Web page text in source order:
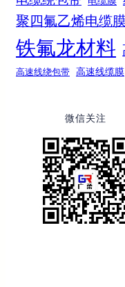
聚四氟乙烯电缆膜
铁氟龙材料
高速线绕包带 高速线缆膜
微信关注